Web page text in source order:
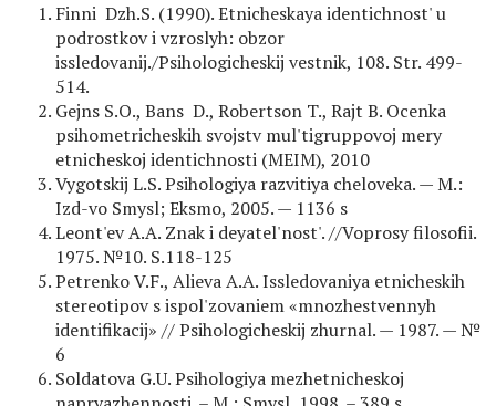
Finni Dzh.S. (1990). Etnicheskaya identichnost' u
podrostkov i vzroslyh: obzor
issledovanij./Psihologicheskij vestnik, 108. Str. 499-
514.
Gejns S.O., Bans D., Robertson T., Rajt B. Ocenka
psihometricheskih svojstv mul'tigruppovoj mery
etnicheskoj identichnosti (MEIM), 2010
Vygotskij L.S. Psihologiya razvitiya cheloveka. — M.:
Izd-vo Smysl; Eksmo, 2005. — 1136 s
Leont'ev A.A. Znak i deyatel'nost'. //Voprosy filosofii.
1975. №10. S.118-125
Petrenko V.F., Alieva A.A. Issledovaniya etnicheskih
stereotipov s ispol'zovaniem «mnozhestvennyh
identifikacij» // Psihologicheskij zhurnal. — 1987. — №
6
Soldatova G.U. Psihologiya mezhetnicheskoj